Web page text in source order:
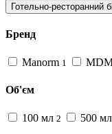
Готельно-ресторанний
Бренд
Manorm 1
Об'єм
100 мл 2 500 мл